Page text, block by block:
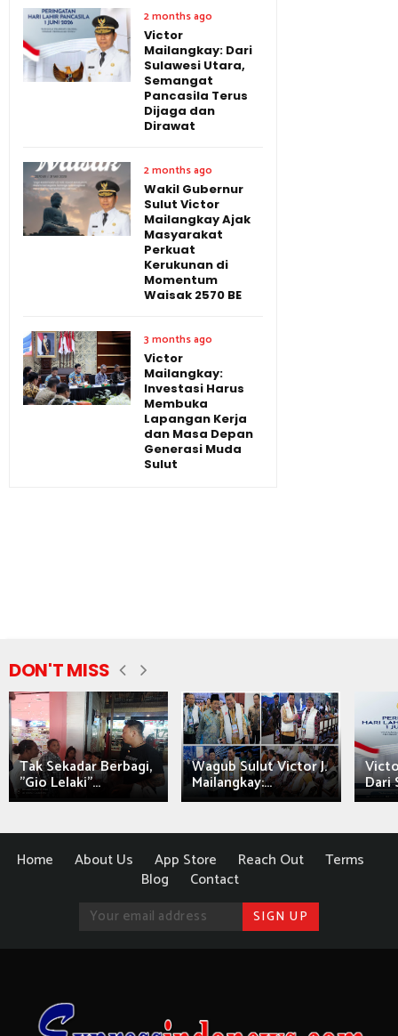
2 months ago
Victor
Mailangkay: Dari
Sulawesi Utara,
Semangat
Pancasila Terus
Dijaga dan
Dirawat
2 months ago
Wakil Gubernur
Sulut Victor
Mailangkay Ajak
Masyarakat
Perkuat
Kerukunan di
Momentum
Waisak 2570 BE
3 months ago
Victor
Mailangkay:
Investasi Harus
Membuka
Lapangan Kerja
dan Masa Depan
Generasi Muda
Sulut
DON'T MISS
Tak Sekadar Berbagi,
"Gio Lelaki"...
Wagub Sulut Victor J.
Mailangkay:... Dari
Home About Us App Store Reach Out
Terms
Blog
Contact